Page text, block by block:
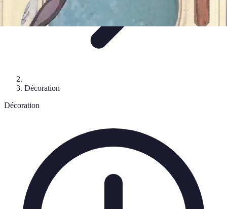
Décoration
Décoration